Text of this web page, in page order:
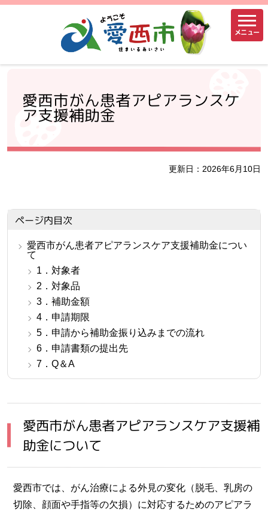
メニュー
愛西市がん患者アピアランスケ
ア支援補助金
更新日：2026年6月10日
ページ内目次
愛西市がん患者アピアランスケア支援補助金につい
て
1．対象者
2．対象品
3．補助金額
4．申請期限
5．申請から補助金振り込みまでの流れ
6．申請書類の提出先
7．Q＆A
愛西市がん患者アピアランスケア支援補
助金について
愛西市では、がん治療による外見の変化（脱毛、乳房の
切除、顔面や手指等の欠損）に対応するためのアピアラ